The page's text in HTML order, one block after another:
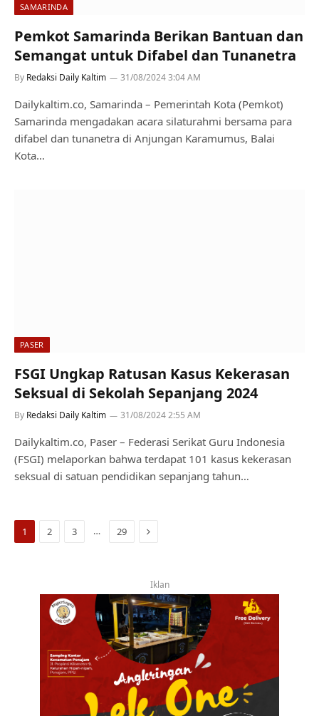
SAMARINDA
Pemkot Samarinda Berikan Bantuan dan
Semangat untuk Difabel dan Tunanetra
By Redaksi Daily Kaltim 31/08/2024 3:04 AM
Dailykaltim.co, Samarinda – Pemerintah Kota (Pemkot)
Samarinda mengadakan acara silaturahmi bersama para
difabel dan tunanetra di Anjungan Karamumus, Balai
Kota…
PASER
FSGI Ungkap Ratusan Kasus Kekerasan
Seksual di Sekolah Sepanjang 2024
By Redaksi Daily Kaltim 31/08/2024 2:55 AM
Dailykaltim.co, Paser – Federasi Serikat Guru Indonesia
(FSGI) melaporkan bahwa terdapat 101 kasus kekerasan
seksual di satuan pendidikan sepanjang tahun…
1 2 3 … 29 Next
Iklan